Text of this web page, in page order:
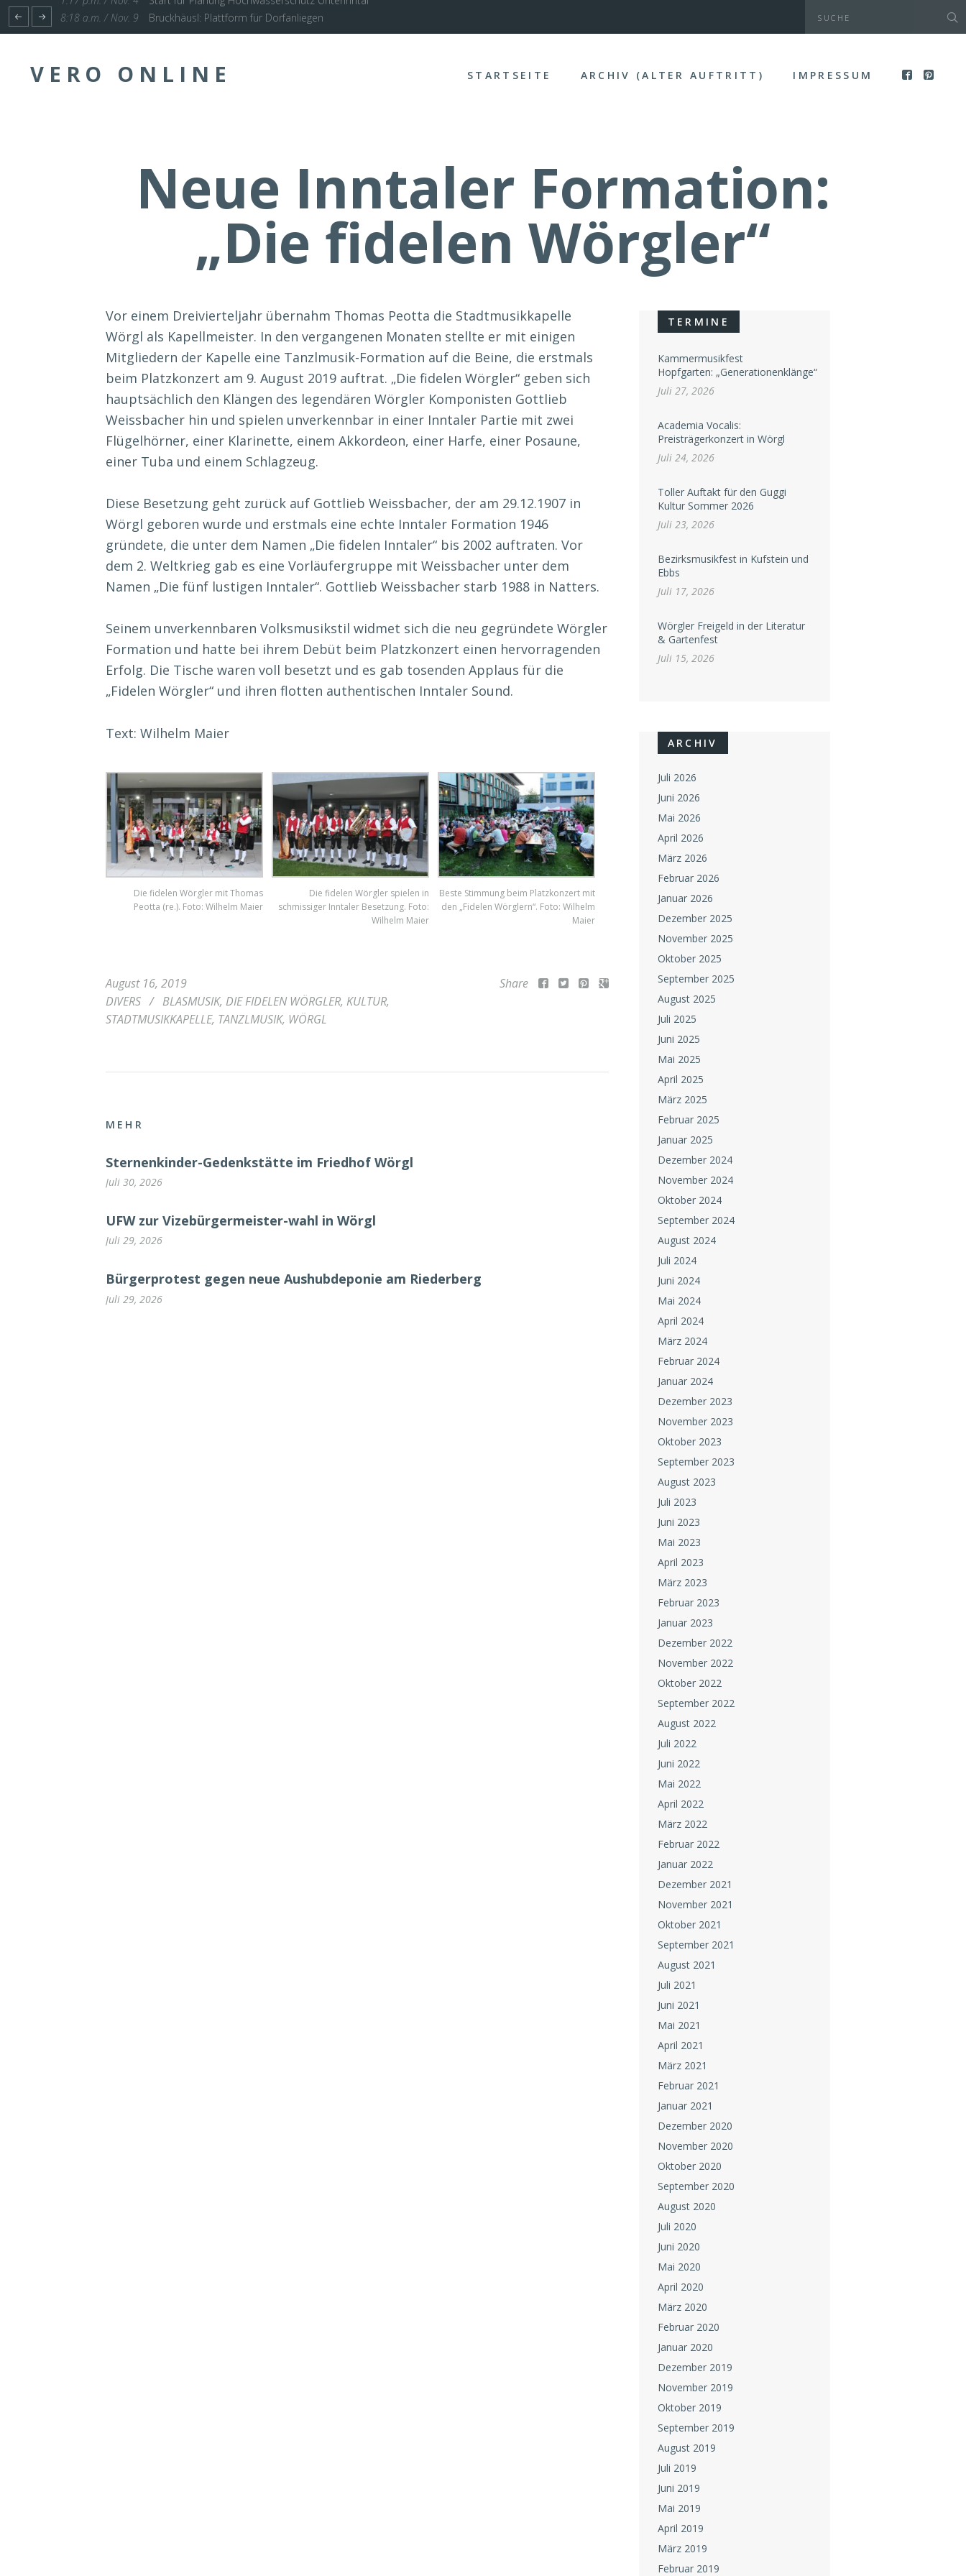
1:17 p.m. / Nov. 4 Start für Planung Hochwasserschutz Unterinntal
VERO ONLINE STARTSEITE ARCHIV (ALTER AUFTRITT) IMPRESSUM
Neue Inntaler Formation:
„Die fidelen Wörgler“
Vor einem Dreivierteljahr übernahm Thomas Peotta die Stadtmusikkapelle
Wörgl als Kapellmeister. In den vergangenen Monaten stellte er mit einigen
Mitgliedern der Kapelle eine Tanzlmusik-Formation auf die Beine, die erstmals
beim Platzkonzert am 9. August 2019 auftrat. „Die fidelen Wörgler“ geben sich
hauptsächlich den Klängen des legendären Wörgler Komponisten Gottlieb
Weissbacher hin und spielen unverkennbar in einer Inntaler Partie mit zwei
Flügelhörner, einer Klarinette, einem Akkordeon, einer Harfe, einer Posaune,
einer Tuba und einem Schlagzeug.
Diese Besetzung geht zurück auf Gottlieb Weissbacher, der am 29.12.1907 in
Wörgl geboren wurde und erstmals eine echte Inntaler Formation 1946
gründete, die unter dem Namen „Die fidelen Inntaler“ bis 2002 auftraten. Vor
dem 2. Weltkrieg gab es eine Vorläufergruppe mit Weissbacher unter dem
Namen „Die fünf lustigen Inntaler“. Gottlieb Weissbacher starb 1988 in Natters.
Seinem unverkennbaren Volksmusikstil widmet sich die neu gegründete Wörgler
Formation und hatte bei ihrem Debüt beim Platzkonzert einen hervorragenden
Erfolg. Die Tische waren voll besetzt und es gab tosenden Applaus für die
„Fidelen Wörgler“ und ihren flotten authentischen Inntaler Sound.
Text: Wilhelm Maier
Die fidelen Wörgler mit Thomas
Peotta (re.). Foto: Wilhelm Maier
Die fidelen Wörgler spielen in
schmissiger Inntaler Besetzung. Foto:
Wilhelm Maier
Beste Stimmung beim Platzkonzert mit
den „Fidelen Wörglern“. Foto: Wilhelm
Maier
August 16, 2019
DIVERS/ BLASMUSIK, DIE FIDELEN WÖRGLER, KULTUR,
STADTMUSIKKAPELLE, TANZLMUSIK, WÖRGL
Share
MEHR
Sternenkinder-Gedenkstätte im Friedhof Wörgl
Juli 30, 2026
UFW zur Vizebürgermeister-wahl in Wörgl
Juli 29, 2026
Bürgerprotest gegen neue Aushubdeponie am Riederberg
Juli 29, 2026
TERMINE
Kammermusikfest
Hopfgarten: „Generationenklänge“
Juli 27, 2026
Academia Vocalis:
Preisträgerkonzert in Wörgl
Juli 24, 2026
Toller Auftakt für den Guggi
Kultur Sommer 2026
Juli 23, 2026
Bezirksmusikfest in Kufstein und
Ebbs
Juli 17, 2026
Wörgler Freigeld in der Literatur
& Gartenfest
Juli 15, 2026
ARCHIV
Juli 2026
Juni 2026
Mai 2026
April 2026
März 2026
Februar 2026
Januar 2026
Dezember 2025
November 2025
Oktober 2025
September 2025
August 2025
Juli 2025
Juni 2025
Mai 2025
April 2025
März 2025
Februar 2025
Januar 2025
Dezember 2024
November 2024
Oktober 2024
September 2024
August 2024
Juli 2024
Juni 2024
Mai 2024
April 2024
März 2024
Februar 2024
Januar 2024
Dezember 2023
November 2023
Oktober 2023
September 2023
August 2023
Juli 2023
Juni 2023
Mai 2023
April 2023
März 2023
Februar 2023
Januar 2023
Dezember 2022
November 2022
Oktober 2022
September 2022
August 2022
Juli 2022
Juni 2022
Mai 2022
April 2022
März 2022
Februar 2022
Januar 2022
Dezember 2021
November 2021
Oktober 2021
September 2021
August 2021
Juli 2021
Juni 2021
Mai 2021
April 2021
März 2021
Februar 2021
Januar 2021
Dezember 2020
November 2020
Oktober 2020
September 2020
August 2020
Juli 2020
Juni 2020
Mai 2020
April 2020
März 2020
Februar 2020
Januar 2020
Dezember 2019
November 2019
Oktober 2019
September 2019
August 2019
Juli 2019
Juni 2019
Mai 2019
April 2019
März 2019
Februar 2019